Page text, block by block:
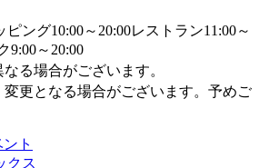
ピング10:00～20:00レストラン11:00～
9:00～20:00
る場合がございます。
更となる場合がございます。予めご
ト
クス